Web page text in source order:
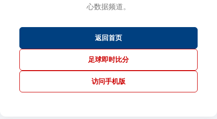
心数据频道。
返回首页
足球即时比分
访问手机版